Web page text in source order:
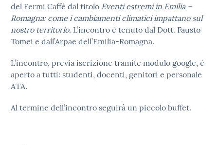
del Fermi Caffè dal titolo Eventi estremi in Emilia –
Romagna: come i cambiamenti climatici impattano sul
nostro territorio. L’incontro è tenuto dal Dott. Fausto
Tomei e dall’Arpae dell’Emilia-Romagna.
L’incontro, previa iscrizione tramite modulo google, è
aperto a tutti: studenti, docenti, genitori e personale
ATA.
Al termine dell’incontro seguirà un piccolo buffet.